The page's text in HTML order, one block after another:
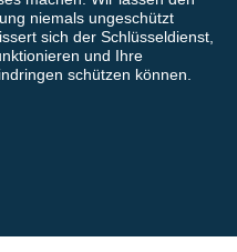
niemals ungeschützt
sich der Schlüsseldienst,
und Ihre
schützen können.